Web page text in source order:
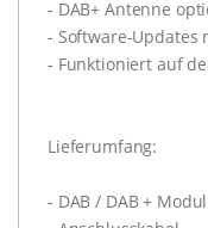
- DAB+ Antenne
- Software-Updates
- Funktioniert auf
Lieferumfang:
- DAB / DAB + Modul